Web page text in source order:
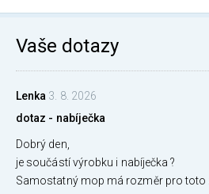
Vaše dotazy
Lenka 3. 8. 2026
dotaz - nabíječka
Dobrý den,
je součástí výrobku i nabíječka ?
Samostatný mop má rozměr pro toto